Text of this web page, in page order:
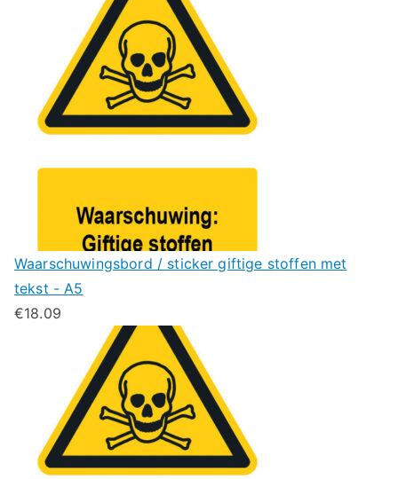
Waarschuwingsbord / sticker giftige stoffen met
tekst - A5
€18.09